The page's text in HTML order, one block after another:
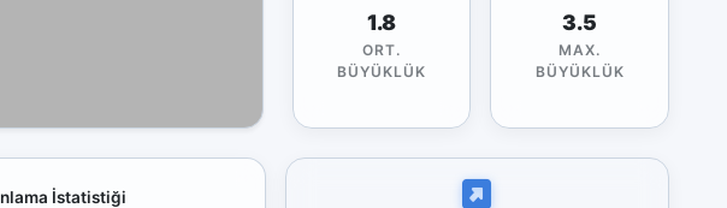
1.8
ORT.
BÜYÜKLÜK
3.5
MAX.
BÜYÜKLÜK
İstatistiği